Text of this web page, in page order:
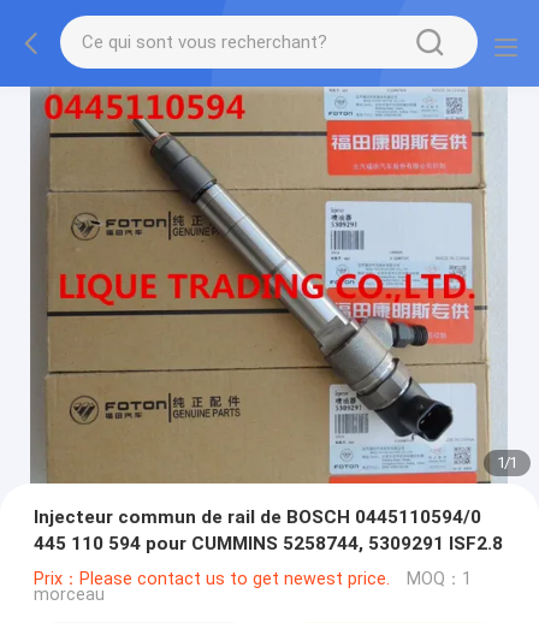
1/1
Injecteur commun de rail de BOSCH 0445110594/0
445 110 594 pour CUMMINS 5258744, 5309291 ISF2.8
Prix：Please contact us to get newest price. MOQ：1
morceau